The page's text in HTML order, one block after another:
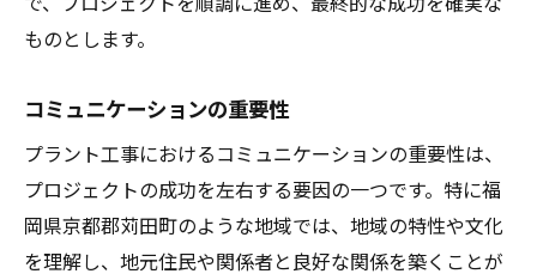
ものとします。
コミュニケーションの重要性
プラント工事におけるコミュニケーションの重要性は、
プロジェクトの成功を左右する要因の一つです。特に福
岡県京都郡苅田町のような地域では、地域の特性や文化
を理解し、地元住民や関係者と良好な関係を築くことが